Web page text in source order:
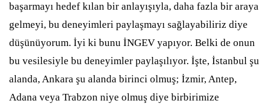
başarmayı hedef kılan bir anlayışıyla, daha fazla bir araya
gelmeyi, bu deneyimleri paylaşmayı sağlayabiliriz diye
düşünüyorum. İyi ki bunu İNGEV yapıyor. Belki de onun
bu vesilesiyle bu deneyimler paylaşılıyor. İşte, İstanbul şu
alanda, Ankara şu alanda birinci olmuş; İzmir, Antep,
Adana veya Trabzon niye olmuş diye birbirimize